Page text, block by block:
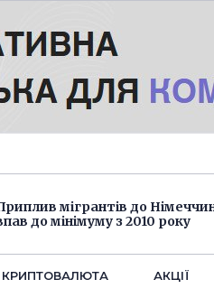
мігрантів до
до мінімуму з 2010 року
КРИПТОВАЛЮТА АКЦІЇ